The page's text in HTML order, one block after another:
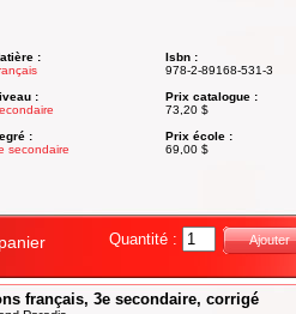
:
:
:
secondaire
Isbn :
978-2-89168-531-3
Prix catalogue :
73,20 $
Prix école :
69,00 $
Quantité : Ajouter
français, 3e secondaire, corrigé